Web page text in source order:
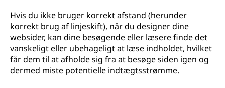
Hvis du ikke bruger korrekt afstand (herunder
korrekt brug af linjeskift), når du designer dine
websider, kan dine besøgende eller læsere finde det
vanskeligt eller ubehageligt at læse indholdet, hvilket
får dem til at afholde sig fra at besøge siden igen og
dermed miste potentielle indtægtsstrømme.